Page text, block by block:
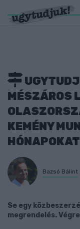
MÉSZÁROS
KEMÉNY
HÓNAPOKAT
Bazsó Bálint
Se egy
megrendelés.